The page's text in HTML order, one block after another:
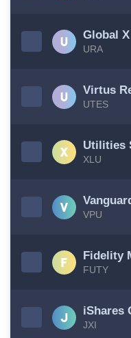
Global
URA
Virtus
UTES
Utilities
XLU
VPU
Fidelity
FUTY
iShares
JXI